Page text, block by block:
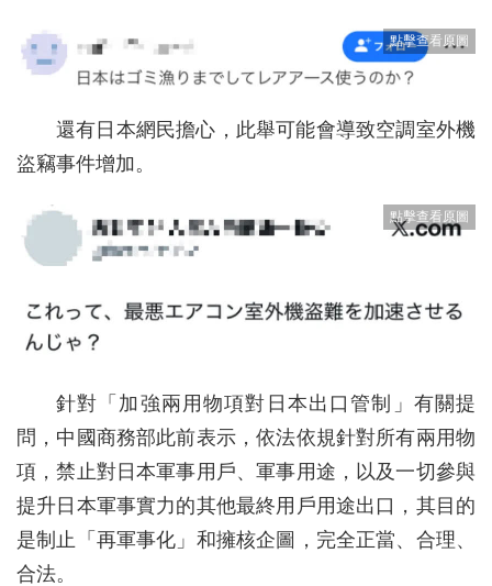
還有日本網民擔心，此舉可能會導致空調室外機
盜竊事件增加。
針對「加強兩用物項對日本出口管制」有關提
問，中國商務部此前表示，依法依規針對所有兩用物
項，禁止對日本軍事用戶、軍事用途，以及一切參與
提升日本軍事實力的其他最終用戶用途出口，其目的
是制止「再軍事化」和擁核企圖，完全正當、合理、
合法。